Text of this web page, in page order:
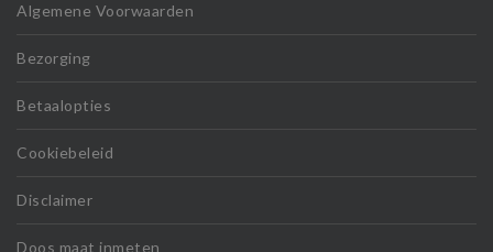
Algemene Voorwaarden
Bezorging
Betaalopties
Cookiebeleid
Disclaimer
Doos maat inmeten